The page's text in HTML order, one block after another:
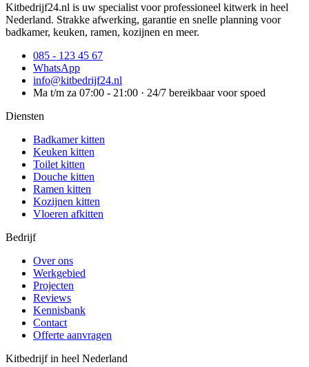
Kitbedrijf24.nl is uw specialist voor professioneel kitwerk in heel
Nederland. Strakke afwerking, garantie en snelle planning voor
badkamer, keuken, ramen, kozijnen en meer.
085 - 123 45 67
WhatsApp
info@kitbedrijf24.nl
Ma t/m za 07:00 - 21:00 · 24/7 bereikbaar voor spoed
Diensten
Badkamer kitten
Keuken kitten
Toilet kitten
Douche kitten
Ramen kitten
Kozijnen kitten
Vloeren afkitten
Bedrijf
Over ons
Werkgebied
Projecten
Reviews
Kennisbank
Contact
Offerte aanvragen
Kitbedrijf in heel Nederland